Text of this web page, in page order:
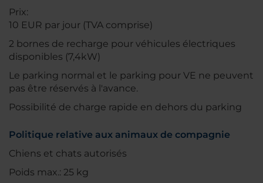
Prix:
10 EUR par jour (TVA comprise)
2 bornes de recharge pour véhicules électriques
disponibles (7,4kW)
Le parking normal et le parking pour VE ne peuvent
pas être réservés à l'avance.
Possibilité de charge rapide en dehors du parking
Politique relative aux animaux de compagnie
Chiens et chats autorisés
Poids max.: 25 kg